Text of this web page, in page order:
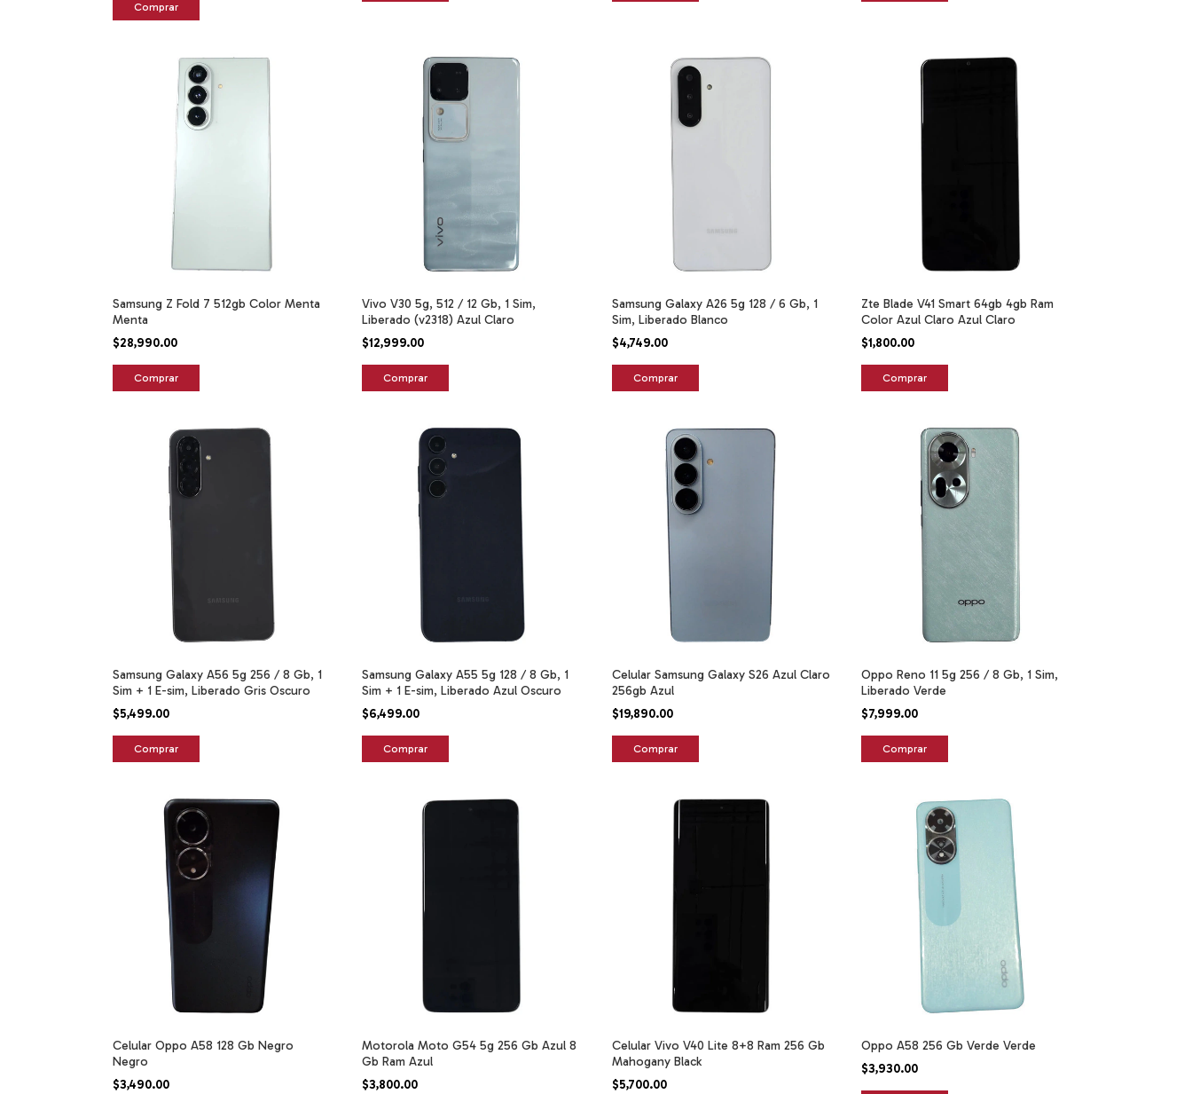
Samsung Z Fold 7 512gb Color Menta
Menta
$28,990.00
Vivo V30 5g, 512 / 12 Gb, 1 Sim,
Liberado (v2318) Azul Claro
$12,999.00
Samsung Galaxy A26 5g 128 / 6 Gb, 1
Sim, Liberado Blanco
$4,749.00
Zte Blade V41 Smart 64gb 4gb Ram
Color Azul Claro Azul Claro
$1,800.00
Samsung Galaxy A56 5g 256 / 8 Gb, 1
Sim + 1 E-sim, Liberado Gris Oscuro
$5,499.00
Samsung Galaxy A55 5g 128 / 8 Gb, 1
Sim + 1 E-sim, Liberado Azul Oscuro
$6,499.00
Celular Samsung Galaxy S26 Azul Claro
256gb Azul
$19,890.00
Oppo Reno 11 5g 256 / 8 Gb, 1 Sim,
Liberado Verde
$7,999.00
Celular Oppo A58 128 Gb Negro
Negro
$3,490.00
Motorola Moto G54 5g 256 Gb Azul 8
Gb Ram Azul
$3,800.00
Celular Vivo V40 Lite 8+8 Ram 256 Gb
Mahogany Black
$5,700.00
Oppo A58 256 Gb Verde Verde
$3,930.00